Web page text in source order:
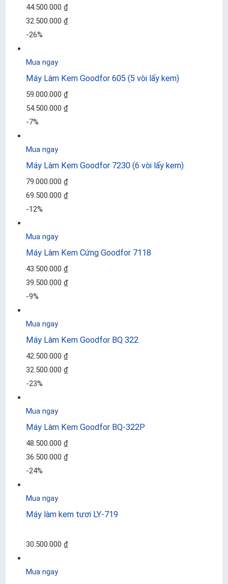
44.500.000 ₫
32.500.000 ₫
-26%
Mua ngay
Máy Làm Kem Goodfor 605 (5 vòi lấy kem)
59.000.000 ₫
54.500.000 ₫
-7%
Mua ngay
Máy Làm Kem Goodfor 7230 (6 vòi lấy kem)
79.000.000 ₫
69.500.000 ₫
-12%
Mua ngay
Máy Làm Kem Cứng Goodfor 7118
43.500.000 ₫
39.500.000 ₫
-9%
Mua ngay
Máy Làm Kem Goodfor BQ 322
42.500.000 ₫
32.500.000 ₫
-23%
Mua ngay
Máy Làm Kem Goodfor BQ-322P
48.500.000 ₫
36.500.000 ₫
-24%
Mua ngay
Máy làm kem tươi LY-719
30.500.000 ₫
Mua ngay